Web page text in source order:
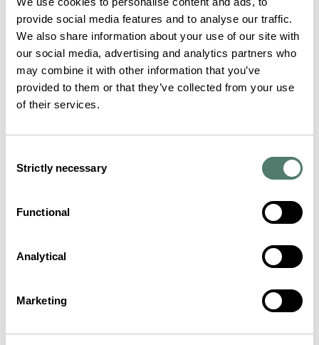
provide social media features and to analyse our traffic.
We also share information about your use of our site with
our social media, advertising and analytics partners who
may combine it with other information that you’ve
provided to them or that they’ve collected from your use
of their services.
Selection
Strictly necessary
Functional
Analytical
Marketing